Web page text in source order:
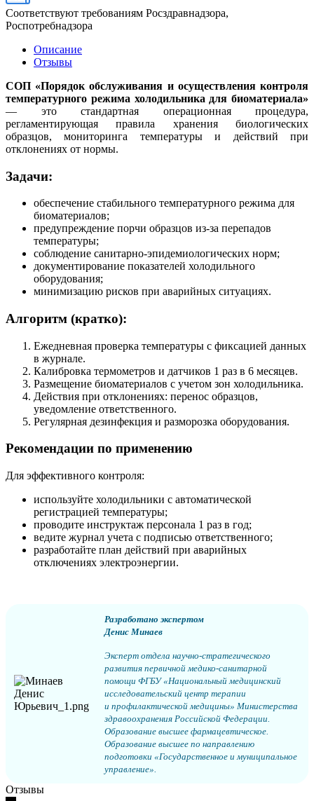
Соответствуют требованиям Росздравнадзора,
Роспотребнадзора
Описание
Отзывы
СОП «Порядок обслуживания и осуществления контроля
температурного режима холодильника для биоматериала»
— это стандартная операционная процедура,
регламентирующая правила хранения биологических
образцов, мониторинга температуры и действий при
отклонениях от нормы.
Задачи:
обеспечение стабильного температурного режима для
биоматериалов;
предупреждение порчи образцов из-за перепадов
температуры;
соблюдение санитарно-эпидемиологических норм;
документирование показателей холодильного
оборудования;
минимизацию рисков при аварийных ситуациях.
Алгоритм (кратко):
Ежедневная проверка температуры с фиксацией данных
в журнале.
Калибровка термометров и датчиков 1 раз в 6 месяцев.
Размещение биоматериалов с учетом зон холодильника.
Действия при отклонениях: перенос образцов,
уведомление ответственного.
Регулярная дезинфекция и разморозка оборудования.
Рекомендации по применению
Для эффективного контроля:
используйте холодильники с автоматической
регистрацией температуры;
проводите инструктаж персонала 1 раз в год;
ведите журнал учета с подписью ответственного;
разработайте план действий при аварийных
отключениях электроэнергии.
Разработано экспертом
Денис Минаев
Эксперт отдела научно-стратегического
развития первичной медико-санитарной
помощи ФГБУ «Национальный медицинский
исследовательский центр терапии
и профилактической медицины» Министерства
здравоохранения Российской Федерации.
Образование высшее фармацевтическое.
Образование высшее по направлению
подготовки «Государственное и муниципальное
управление».
Отзывы